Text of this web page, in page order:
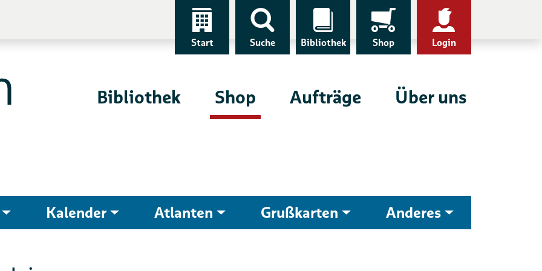
Start Suche Bibliothek Shop Login
Bibliothek Shop Aufträge Über uns
Kalender Atlanten Grußkarten Anderes